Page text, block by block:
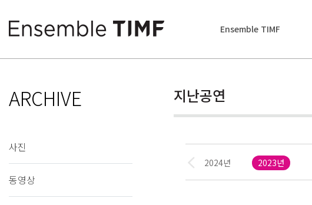
Ensemble TIMF
ARCHIVE
사진
동영상
지난공연
2026년 2024년 2023년